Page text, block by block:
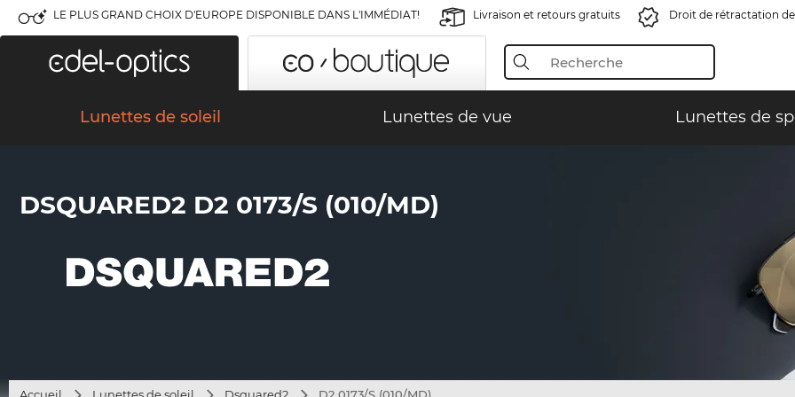
LE PLUS GRAND CHOIX D'EUROPE DISPONIBLE DANS L'IMMÉDIAT! Livraison et retours gratuits Droit de rétractation
Lunettes de soleil Lunettes de vue Lunettes de
DSQUARED2 D2 0173/S (010/MD)